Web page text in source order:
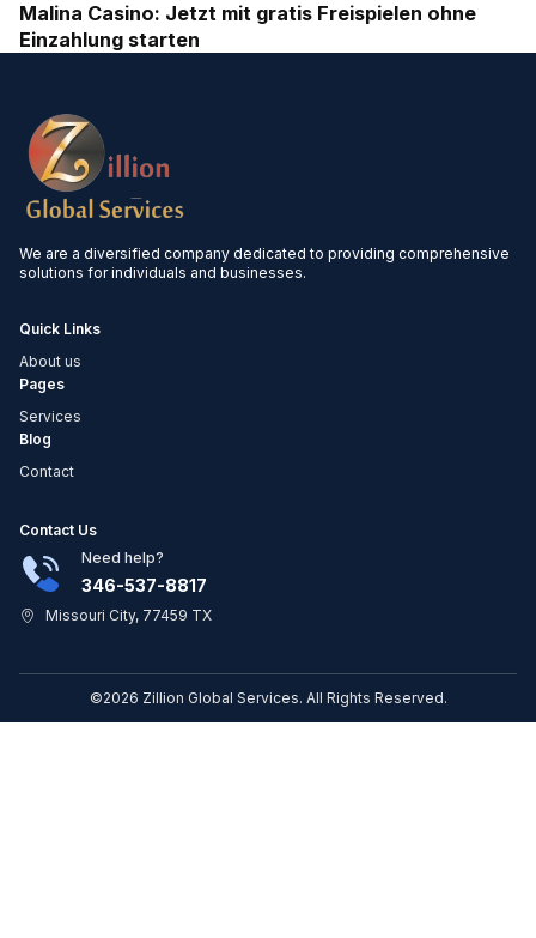
Malina Casino: Jetzt mit gratis Freispielen ohne
Einzahlung starten
We are a diversified company dedicated to providing comprehensive
solutions for individuals and businesses.
Quick Links
About us
Pages
Services
Blog
Contact
Contact Us
Need help?
346-537-8817
Missouri City, 77459 TX
©2026 Zillion Global Services. All Rights Reserved.